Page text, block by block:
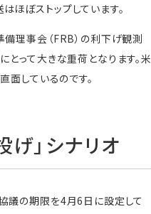
ほぼストップしています。
理事会（FRB）の利下げ観測
とって大きな重荷となります。米
面しているのです。
」シナリオ
議の期限を4月6日に設定して